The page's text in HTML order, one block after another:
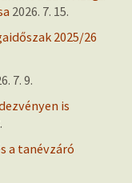
2026. 7. 15.
2025/26
7. 9.
is
a tanévzáró